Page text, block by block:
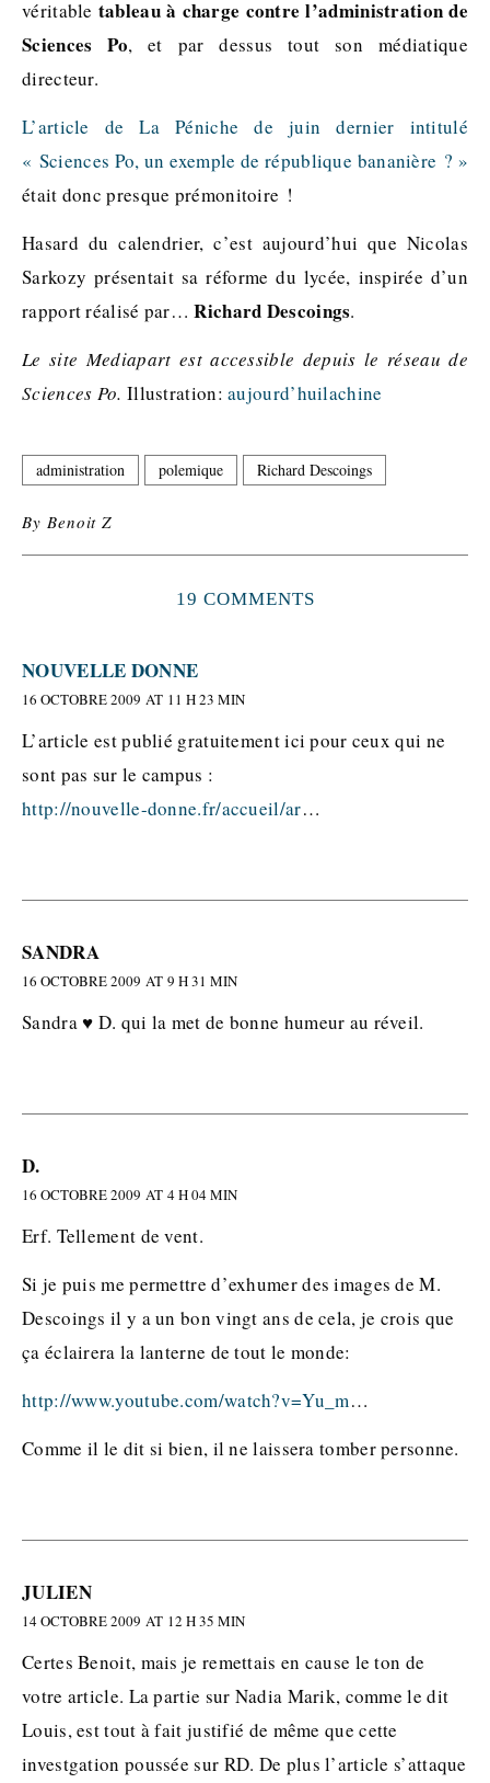
véritable tableau à charge contre l’administration de
Sciences Po, et par dessus tout son médiatique
directeur.
L’article de La Péniche de juin dernier intitulé
« Sciences Po, un exemple de république bananière ? »
était donc presque prémonitoire !
Hasard du calendrier, c’est aujourd’hui que Nicolas
Sarkozy présentait sa réforme du lycée, inspirée d’un
rapport réalisé par…Richard Descoings.
Le site Mediapart est accessible depuis le réseau de
Sciences Po. Illustration:aujourd’huilachine
administration polemique Richard Descoings
By Benoit Z
19 COMMENTS
NOUVELLE DONNE
16 OCTOBRE 2009 AT 11 H 23 MIN
L’article est publié gratuitement ici pour ceux qui ne
sont pas sur le campus :
http://nouvelle-donne.fr/accueil/ar…
SANDRA
16 OCTOBRE 2009 AT 9 H 31 MIN
Sandra ♥ D. qui la met de bonne humeur au réveil.
D.
16 OCTOBRE 2009 AT 4 H 04 MIN
Erf. Tellement de vent.
Si je puis me permettre d’exhumer des images de M.
Descoings il y a un bon vingt ans de cela, je crois que
ça éclairera la lanterne de tout le monde:
http://www.youtube.com/watch?v=Yu_m…
Comme il le dit si bien, il ne laissera tomber personne.
JULIEN
14 OCTOBRE 2009 AT 12 H 35 MIN
Certes Benoit, mais je remettais en cause le ton de
votre article. La partie sur Nadia Marik, comme le dit
Louis, est tout à fait justifié de même que cette
investgation poussée sur RD. De plus l’article s’attaque